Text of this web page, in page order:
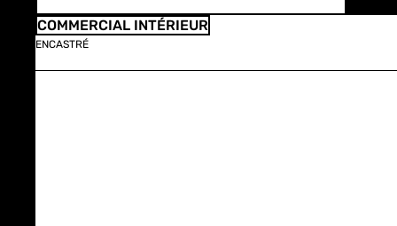
COMMERCIAL INTÉRIEUR
ENCASTRÉ